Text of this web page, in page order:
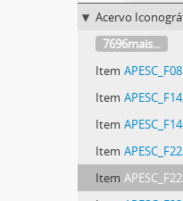
Acervo
7696mais...
Item
Item APESC_F1425
Item APESC_F1461
Item APESC_F2221 -
Item